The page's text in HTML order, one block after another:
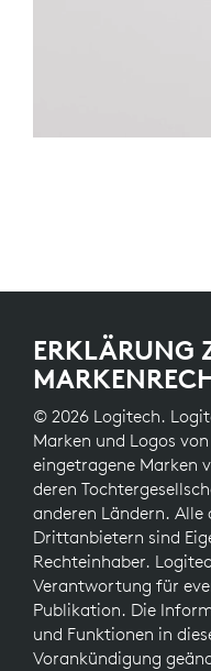
ERKLÄRUNG
© 2026 Logitech.
Marken und Logos
eingetragene Marken
deren
anderen Ländern. Alle
Drittanbietern sind
Rechteinhaber.
Verantwortung für
Publikation. Die
und Funktionen in
Vorankündigung